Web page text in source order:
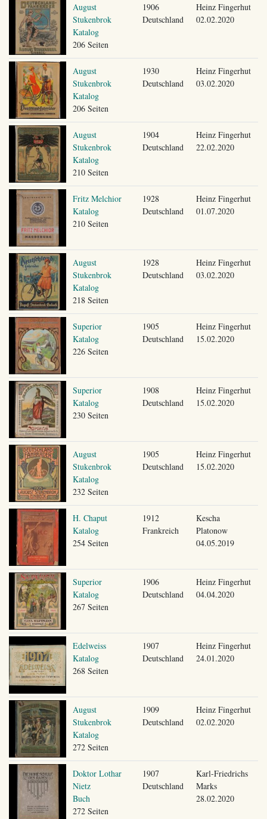
August
Stukenbrok
Katalog
206 Seiten
1906
Deutschland
Heinz Fingerhut
02.02.2020
August
Stukenbrok
Katalog
206 Seiten
1930
Deutschland
Heinz Fingerhut
03.02.2020
August
Stukenbrok
Katalog
210 Seiten
1904
Deutschland
Heinz Fingerhut
22.02.2020
Fritz Melchior
Katalog
210 Seiten
1928
Deutschland
Heinz Fingerhut
01.07.2020
August
Stukenbrok
Katalog
218 Seiten
1928
Deutschland
Heinz Fingerhut
03.02.2020
Superior
Katalog
226 Seiten
1905
Deutschland
Heinz Fingerhut
15.02.2020
Superior
Katalog
230 Seiten
1908
Deutschland
Heinz Fingerhut
15.02.2020
August
Stukenbrok
Katalog
232 Seiten
1905
Deutschland
Heinz Fingerhut
15.02.2020
H. Chaput
Katalog
254 Seiten
1912
Frankreich
Kescha
Platonow
04.05.2019
Superior
Katalog
267 Seiten
1906
Deutschland
Heinz Fingerhut
04.04.2020
Edelweiss
Katalog
268 Seiten
1907
Deutschland
Heinz Fingerhut
24.01.2020
August
Stukenbrok
Katalog
272 Seiten
1909
Deutschland
Heinz Fingerhut
02.02.2020
Doktor Lothar
Nietz
Buch
272 Seiten
1907
Deutschland
Karl-Friedrichs
Marks
28.02.2020